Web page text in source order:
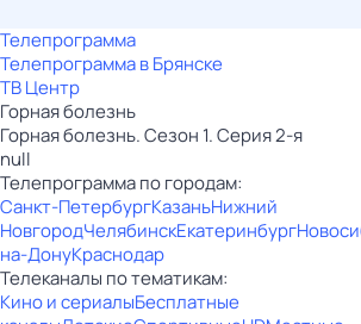
Телепрограмма
Телепрограмма в Брянске
ТВ Центр
Горная болезнь
Горная болезнь. Сезон 1. Серия 2-я
null
Телепрограмма по городам:
Санкт-ПетербургКазаньНижний
НовгородЧелябинскЕкатеринбург
на-ДонуКраснодар
Телеканалы по тематикам:
Кино и сериалыБесплатные